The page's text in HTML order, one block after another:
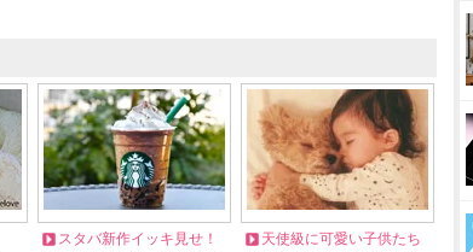
スタバ新作イッキ見せ！ 天使級に可愛い子供たち